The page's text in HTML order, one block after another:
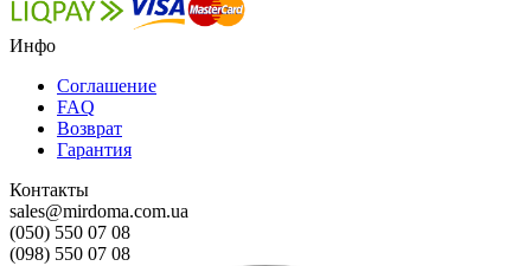
Инфо
Соглашение
FAQ
Возврат
Гарантия
Контакты
sales@mirdoma.com.ua
(050) 550 07 08
(098) 550 07 08